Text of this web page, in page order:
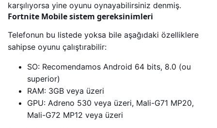
karşılıyorsa yine oyunu oynayabilirsiniz denmiş.
Fortnite Mobile sistem gereksinimleri
Telefonun bu listede yoksa bile aşağıdaki özelliklere
sahipse oyunu çalıştırabilir:
SO: Recomendamos Android 64 bits, 8.0 (ou
superior)
RAM: 3GB veya üzeri
GPU: Adreno 530 veya üzeri, Mali-G71 MP20,
Mali-G72 MP12 veya üzeri